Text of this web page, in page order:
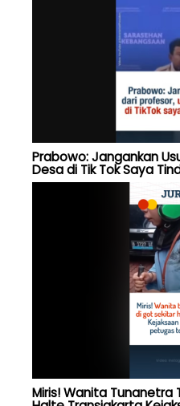
Prabowo: Jangankan
Desa di Tik Tok Saya
Miris! Wanita Tunanetra